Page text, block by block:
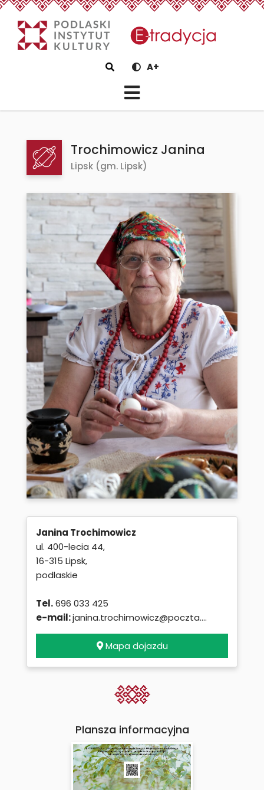
eTradycjaTrochimowicz
Szukaj A+
Trochimowicz Janina
Lipsk (gm. Lipsk)
Janina Trochimowicz
ul. 400-lecia 44,
16-315 Lipsk,
podlaskie
Tel.696 033 425
e-mail:janina.trochimowicz@poczta....
Mapa dojazdu
Plansza informacyjna